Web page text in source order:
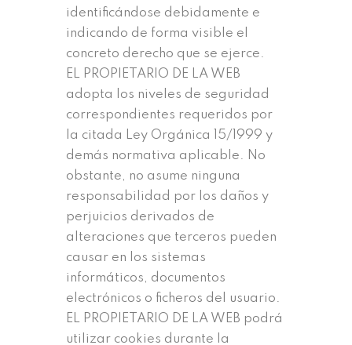
identificándose debidamente e
indicando de forma visible el
concreto derecho que se ejerce.
EL PROPIETARIO DE LA WEB
adopta los niveles de seguridad
correspondientes requeridos por
la citada Ley Orgánica 15/1999 y
demás normativa aplicable. No
obstante, no asume ninguna
responsabilidad por los daños y
perjuicios derivados de
alteraciones que terceros pueden
causar en los sistemas
informáticos, documentos
electrónicos o ficheros del usuario.
EL PROPIETARIO DE LA WEB podrá
utilizar cookies durante la